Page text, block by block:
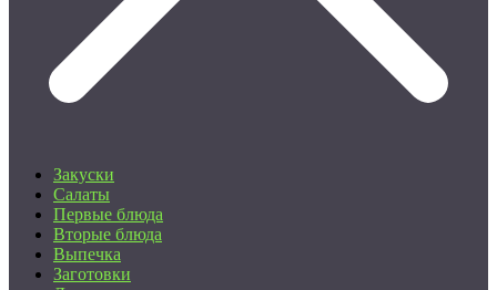
Закуски
Салаты
Первые блюда
Вторые блюда
Выпечка
Заготовки